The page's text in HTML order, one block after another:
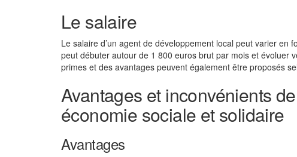
Le salaire
Le salaire d’un agent de développement local peut varier en
peut débuter autour de 1 800 euros brut par mois et évoluer
primes et des avantages peuvent également être proposés
Avantages et inconvénients
économie sociale et solidaire
Avantages